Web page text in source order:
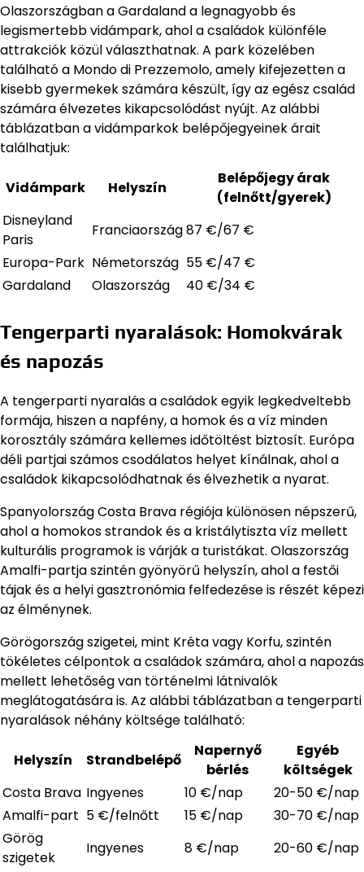
Olaszországban a Gardaland a legnagyobb és
legismertebb vidámpark, ahol a családok különféle
attrakciók közül választhatnak. A park közelében
található a Mondo di Prezzemolo, amely kifejezetten a
kisebb gyermekek számára készült, így az egész család
számára élvezetes kikapcsolódást nyújt. Az alábbi
táblázatban a vidámparkok belépőjegyeinek árait
találhatjuk:
Vidámpark Helyszín
Belépőjegy árak
(felnőtt/gyerek)
Disneyland
Paris
Franciaország87 €/67 €
Europa-Park Németország 55 €/47 €
Gardaland
Olaszország 40 €/34 €
Tengerparti nyaralások: Homokvárak
és napozás
A tengerparti nyaralás a családok egyik legkedveltebb
formája, hiszen a napfény, a homok és a víz minden
korosztály számára kellemes időtöltést biztosít. Európa
déli partjai számos csodálatos helyet kínálnak, ahol a
családok kikapcsolódhatnak és élvezhetik a nyarat.
Spanyolország Costa Brava régiója különösen népszerű,
ahol a homokos strandok és a kristálytiszta víz mellett
kulturális programok is várják a turistákat. Olaszország
Amalfi-partja szintén gyönyörű helyszín, ahol a festői
tájak és a helyi gasztronómia felfedezése is részét képezi
az élménynek.
Görögország szigetei, mint Kréta vagy Korfu, szintén
tökéletes célpontok a családok számára, ahol a napozás
mellett lehetőség van történelmi látnivalók
meglátogatására is. Az alábbi táblázatban a tengerparti
nyaralások néhány költsége található:
Helyszín Strandbelépő
Napernyő
bérlés
Egyéb
költségek
Costa Brava Ingyenes 10 €/nap
20-50 €/nap
Amalfi-part 5 €/felnőtt 15 €/nap
30-70 €/nap
Görög
szigetek
Ingyenes 8 €/nap 20-60 €/nap